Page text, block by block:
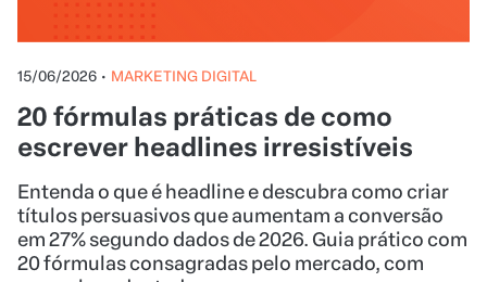
15/06/2026 • MARKETING DIGITAL
20 fórmulas práticas de como
escrever headlines irresistíveis
Entenda o que é headline e descubra como criar
títulos persuasivos que aumentam a conversão
em 27% segundo dados de 2026. Guia prático com
20 fórmulas consagradas pelo mercado, com